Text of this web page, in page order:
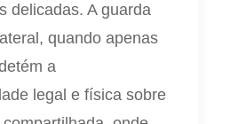
delicadas. A guarda
quando apenas
a
legal e física sobre